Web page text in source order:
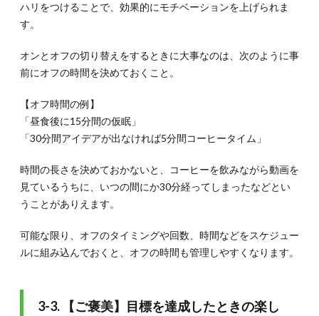
ハリをつけることで、効果的にモチベーションを上げられま
す。
オンとオフの切り替えをするときに大事なのは、次のように事
前にオフの時間を決めておくこと。
【オフ時間の例】
「昼食後に15分間の仮眠」
「30分間アイデアが出なければ5分間コーヒータイム」
時間の長さを決めておかないと、コーヒーを飲みながら動画を
見ているうちに、いつの間にか30分経ってしまったなどとい
うことがありえます。
可能な限り、オフのタイミングや回数、時間などをスケジュー
ルに組み込んでおくと、オフの時間も管理しやすくなります。
3-3. 【ご褒美】目標を達成したときの楽し